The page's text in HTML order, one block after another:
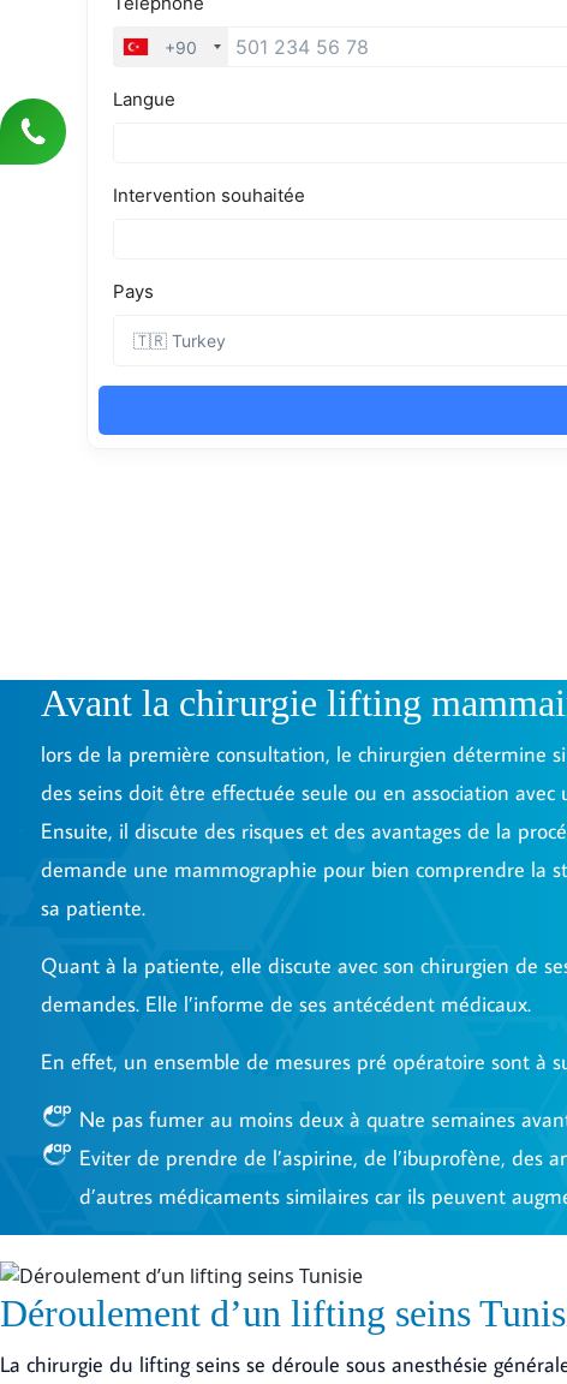
Avant la chirurgie lifting
lors de la première consultation, le chirurgien détermine
des seins doit être effectuée seule ou en association avec
Ensuite, il discute des risques et des avantages de la
demande une mammographie pour bien comprendre la
sa patiente.
Quant à la patiente, elle discute avec son chirurgien de
demandes. Elle l’informe de ses antécédent médicaux.
En effet, un ensemble de mesures pré opératoire sont à
Ne pas fumer au moins deux à quatre semaines
Eviter de prendre de l’aspirine, de l’ibuprofène, des
d’autres médicaments similaires car ils peuvent
Déroulement d’un lifting seins
La chirurgie du lifting seins se déroule sous anesthésie